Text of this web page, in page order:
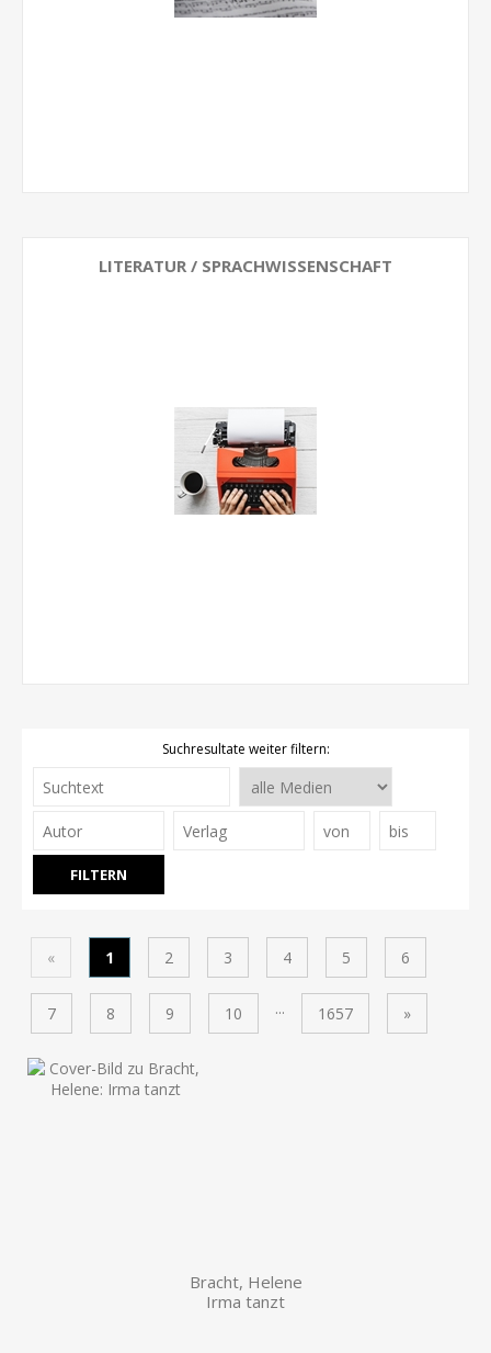
LITERATUR / SPRACHWISSENSCHAFT
Suchresultate weiter filtern:
« 1 2 3 4 5 6
7 8 9 10 ... 1657 »
Bracht, Helene
Irma tanzt